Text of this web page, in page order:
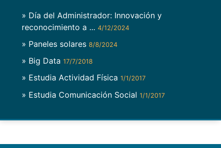
» Día del Administrador: Innovación y
reconocimiento a ... 4/12/2024
» Paneles solares 8/8/2024
» Big Data 17/7/2018
» Estudia Actividad Física 1/1/2017
» Estudia Comunicación Social 1/1/2017